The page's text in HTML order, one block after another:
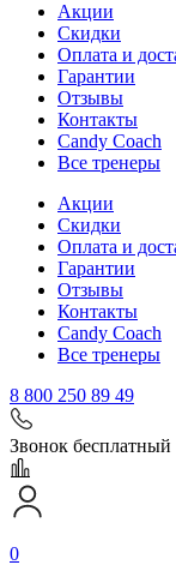
Акции
Скидки
Оплата и
Гарантии
Отзывы
Контакты
Candy Coach
Все тренеры
Акции
Скидки
Оплата и
Гарантии
Отзывы
Контакты
Candy Coach
Все тренеры
8 800 250 89 49
Звонок бесплатный
0